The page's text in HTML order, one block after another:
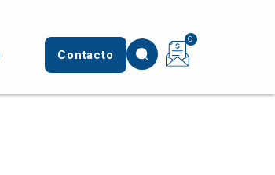
Contacto
0